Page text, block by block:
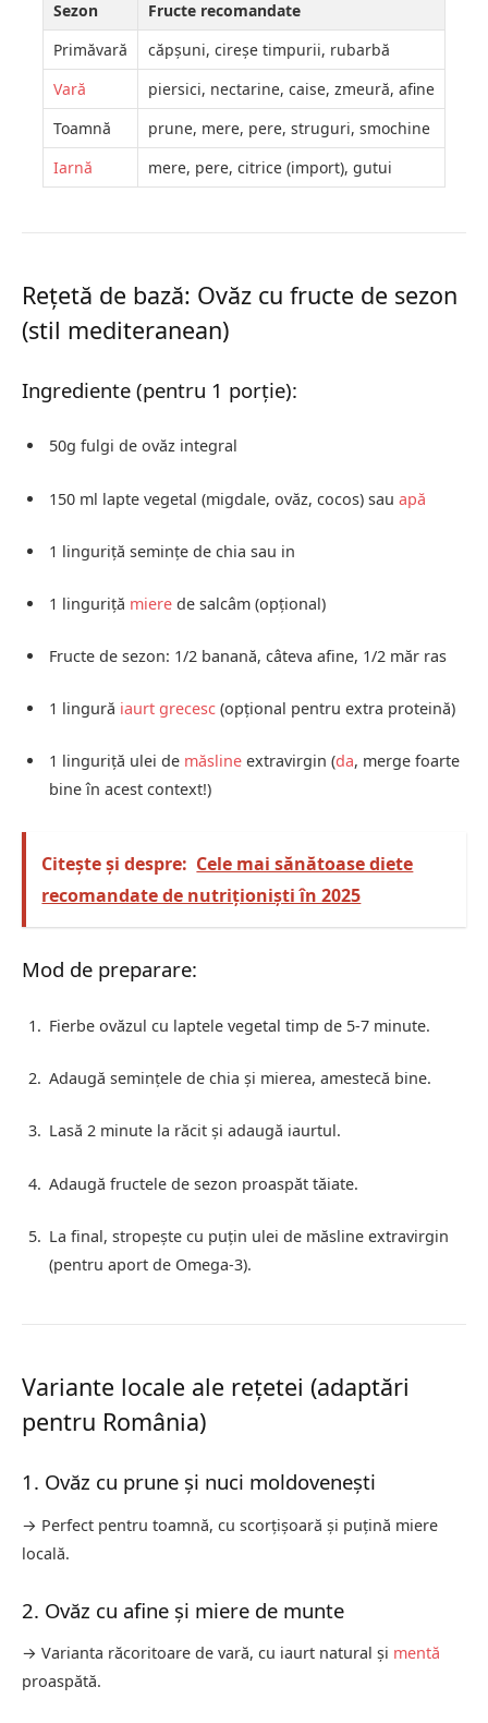
Sezon
Fructe recomandate
Primăvară
căpșuni, cireșe timpurii, rubarbă
Vară
piersici, nectarine, caise, zmeură, afine
Toamnă
prune, mere, pere, struguri, smochine
Iarnă
mere, pere, citrice (import), gutui
Rețetă de bază: Ovăz cu fructe de sezon
(stil mediteranean)
Ingrediente (pentru 1 porție):
50g fulgi de ovăz integral
150 ml lapte vegetal (migdale, ovăz, cocos) sau apă
1 linguriță semințe de chia sau in
1 linguriță miere de salcâm (opțional)
Fructe de sezon: 1/2 banană, câteva afine, 1/2 măr ras
1 lingură iaurt grecesc (opțional pentru extra proteină)
1 linguriță ulei de măsline extravirgin (da, merge foarte
bine în acest context!)
Citește și despre: Cele mai sănătoase diete
recomandate de nutriționiști în 2025
Mod de preparare:
Fierbe ovăzul cu laptele vegetal timp de 5-7 minute.
Adaugă semințele de chia și mierea, amestecă bine.
Lasă 2 minute la răcit și adaugă iaurtul.
Adaugă fructele de sezon proaspăt tăiate.
La final, stropește cu puțin ulei de măsline extravirgin
(pentru aport de Omega-3).
Variante locale ale rețetei (adaptări
pentru România)
1. Ovăz cu prune și nuci moldovenești
→ Perfect pentru toamnă, cu scorțișoară și puțină miere
locală.
2. Ovăz cu afine și miere de munte
→ Varianta răcoritoare de vară, cu iaurt natural și mentă
proaspătă.